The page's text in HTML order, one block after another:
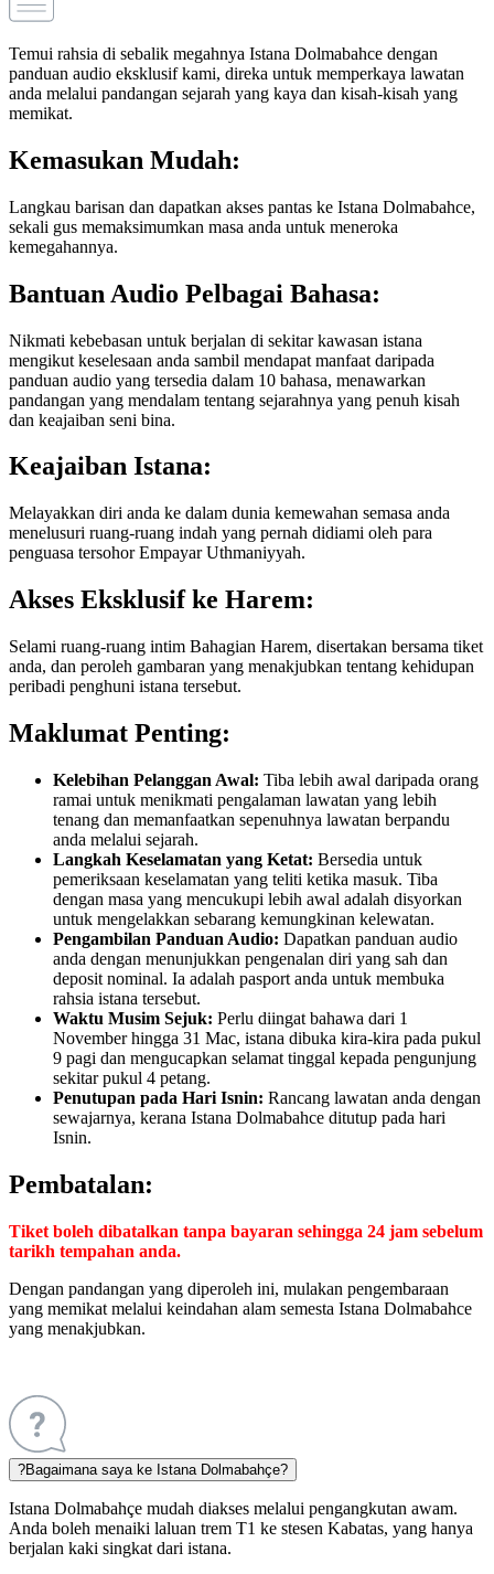
Temui rahsia di sebalik megahnya Istana Dolmabahce dengan
panduan audio eksklusif kami, direka untuk memperkaya lawatan
anda melalui pandangan sejarah yang kaya dan kisah-kisah yang
memikat.
Kemasukan Mudah:
Langkau barisan dan dapatkan akses pantas ke Istana Dolmabahce,
sekali gus memaksimumkan masa anda untuk meneroka
kemegahannya.
Bantuan Audio Pelbagai Bahasa:
Nikmati kebebasan untuk berjalan di sekitar kawasan istana
mengikut keselesaan anda sambil mendapat manfaat daripada
panduan audio yang tersedia dalam 10 bahasa, menawarkan
pandangan yang mendalam tentang sejarahnya yang penuh kisah
dan keajaiban seni bina.
Keajaiban Istana:
Melayakkan diri anda ke dalam dunia kemewahan semasa anda
menelusuri ruang-ruang indah yang pernah didiami oleh para
penguasa tersohor Empayar Uthmaniyyah.
Akses Eksklusif ke Harem:
Selami ruang-ruang intim Bahagian Harem, disertakan bersama tiket
anda, dan peroleh gambaran yang menakjubkan tentang kehidupan
peribadi penghuni istana tersebut.
Maklumat Penting:
Kelebihan Pelanggan Awal: Tiba lebih awal daripada orang
ramai untuk menikmati pengalaman lawatan yang lebih
tenang dan memanfaatkan sepenuhnya lawatan berpandu
anda melalui sejarah.
Langkah Keselamatan yang Ketat: Bersedia untuk
pemeriksaan keselamatan yang teliti ketika masuk. Tiba
dengan masa yang mencukupi lebih awal adalah disyorkan
untuk mengelakkan sebarang kemungkinan kelewatan.
Pengambilan Panduan Audio: Dapatkan panduan audio
anda dengan menunjukkan pengenalan diri yang sah dan
deposit nominal. Ia adalah pasport anda untuk membuka
rahsia istana tersebut.
Waktu Musim Sejuk: Perlu diingat bahawa dari 1
November hingga 31 Mac, istana dibuka kira-kira pada pukul
9 pagi dan mengucapkan selamat tinggal kepada pengunjung
sekitar pukul 4 petang.
Penutupan pada Hari Isnin: Rancang lawatan anda dengan
sewajarnya, kerana Istana Dolmabahce ditutup pada hari
Isnin.
Pembatalan:
Tiket boleh dibatalkan tanpa bayaran sehingga 24 jam sebelum
tarikh tempahan anda.
Dengan pandangan yang diperoleh ini, mulakan pengembaraan
yang memikat melalui keindahan alam semesta Istana Dolmabahce
yang menakjubkan.
?Bagaimana saya ke Istana Dolmabahçe?
Istana Dolmabahçe mudah diakses melalui pengangkutan awam.
Anda boleh menaiki laluan trem T1 ke stesen Kabatas, yang hanya
berjalan kaki singkat dari istana.